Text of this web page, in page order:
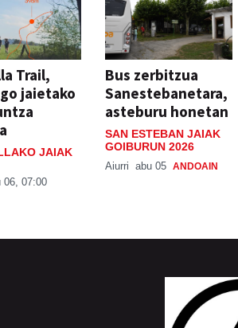
Trail,
jaietako
JAIAK
06, 07:00
Bus zerbitzua
Sanestebanetara,
asteburu honetan
SAN ESTEBAN JAIAK
GOIBURUN 2026
Aiurri abu 05 ANDOAIN